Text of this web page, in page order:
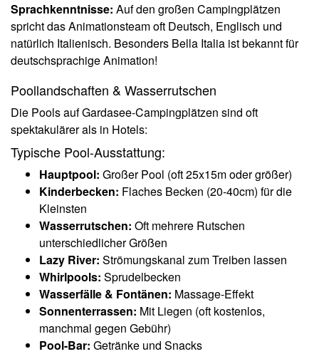
Sprachkenntnisse: Auf den großen Campingplätzen
spricht das Animationsteam oft Deutsch, Englisch und
natürlich Italienisch. Besonders Bella Italia ist bekannt für
deutschsprachige Animation!
Poollandschaften & Wasserrutschen
Die Pools auf Gardasee-Campingplätzen sind oft
spektakulärer als in Hotels:
Typische Pool-Ausstattung:
Hauptpool: Großer Pool (oft 25x15m oder größer)
Kinderbecken: Flaches Becken (20-40cm) für die
Kleinsten
Wasserrutschen: Oft mehrere Rutschen
unterschiedlicher Größen
Lazy River: Strömungskanal zum Treiben lassen
Whirlpools: Sprudelbecken
Wasserfälle & Fontänen: Massage-Effekt
Sonnenterrassen: Mit Liegen (oft kostenlos,
manchmal gegen Gebühr)
Pool-Bar: Getränke und Snacks